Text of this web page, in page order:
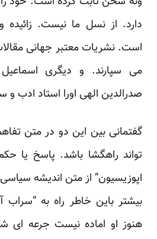
‏دارد. از نسل ما نیست. زائیده
است. نشریات معتبر جهانی
می ‏سپارند. و دیگری
صدرالدین الهی اورا استاد ادب
گفتمانی بین این دو در متن
تواند راهگشا باشد. پاسخ یا
اپوزیسیون” ‏از متن اندیشه
بیشتر باین خاطر راه به “سراب
هنوز او اماده ‏نیست جرعه ای